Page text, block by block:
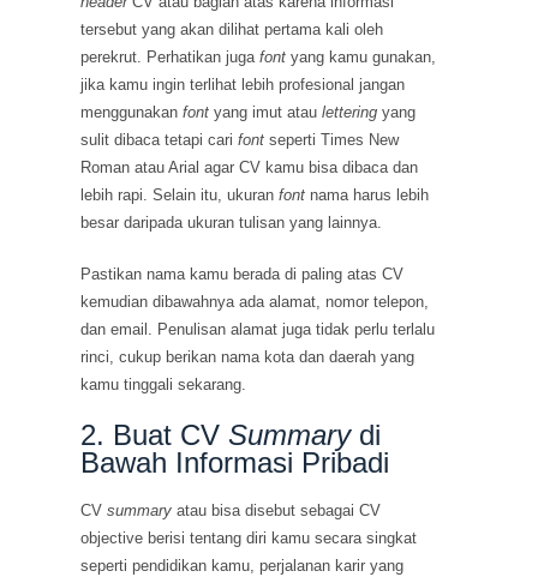
tersebut yang akan dilihat pertama kali oleh
perekrut. Perhatikan jugafontyang kamu gunakan,
jika kamu ingin terlihat lebih profesional jangan
menggunakanfontyang imut atauletteringyang
sulit dibaca tetapi carifontseperti Times New
Roman atau Arial agar CV kamu bisa dibaca dan
lebih rapi. Selain itu, ukuranfont nama harus lebih
besar daripada ukuran tulisan yang lainnya.
Pastikan nama kamu berada di paling atas CV
kemudian dibawahnya ada alamat, nomor telepon,
dan email. Penulisan alamat juga tidak perlu terlalu
rinci, cukup berikan nama kota dan daerah yang
kamu tinggali sekarang.
2. Buat CVSummary di
Bawah Informasi Pribadi
CVsummaryatau bisa disebut sebagai CV
objective berisi tentang diri kamu secara singkat
seperti pendidikan kamu, perjalanan karir yang